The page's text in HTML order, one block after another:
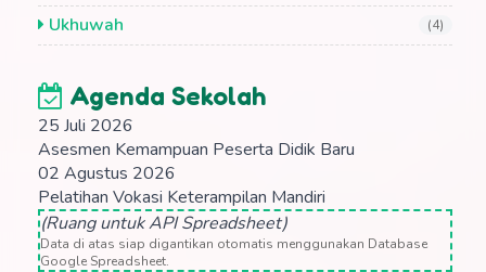
Ukhuwah (4)
Agenda Sekolah
25 Juli 2026
Asesmen Kemampuan Peserta Didik Baru
02 Agustus 2026
Pelatihan Vokasi Keterampilan Mandiri
(Ruang untuk API Spreadsheet)
Data di atas siap digantikan otomatis menggunakan Database
Google Spreadsheet.